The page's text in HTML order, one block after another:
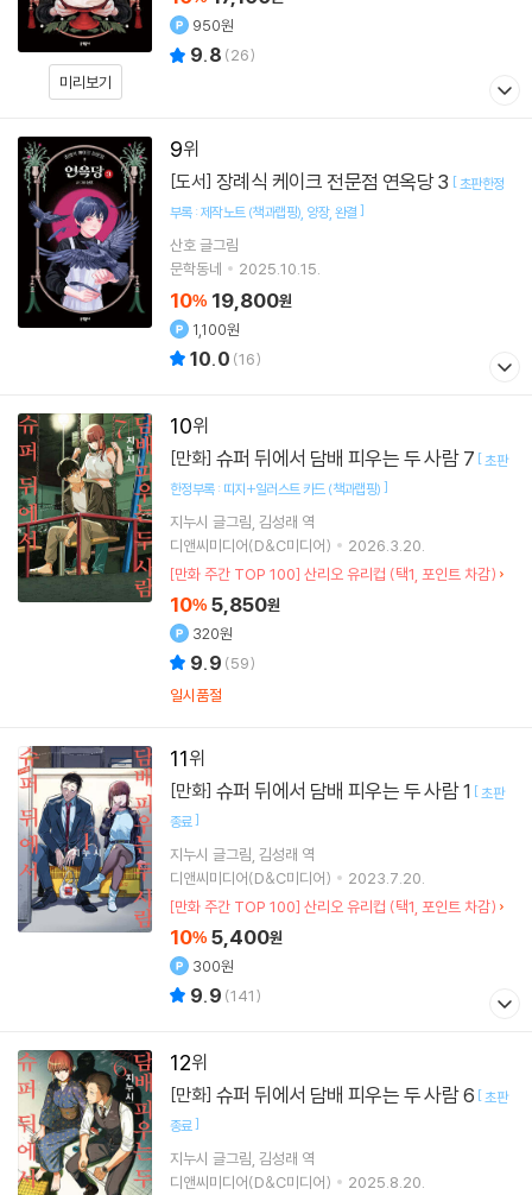
미리보기
950원
9.8 (26)
9
[도서] 장례식 케이크 전문점 연옥당 3 [ 초판한정
부록 : 제작노트 (책과랩핑) 양장 완결 ]
산호글그림
문학동네
2025.10.15.
10% 19,800원
1,100원
10.0 (16)
10
[만화] 슈퍼 뒤에서 담배 피우는 두 사람 7 [ 초판
한정부록 : 띠지+일러스트 카드 (책과랩핑) ]
지누시 글그림 김성래 역
디앤씨미디어(D&C미디어)
2026.3.20.
[만화 주간 TOP 100] 산리오 유리컵 (택1, 포인트 차감)
10% 5,850원
320원
9.9 (59)
일시품절
11
[만화] 슈퍼 뒤에서 담배 피우는 두 사람 1 [ 초판
종료 ]
지누시 글그림 김성래 역
디앤씨미디어(D&C미디어)
2023.7.20.
[만화 주간 TOP 100] 산리오 유리컵 (택1, 포인트 차감)
10% 5,400원
300원
9.9 (141)
12
[만화] 슈퍼 뒤에서 담배 피우는 두 사람 6 [ 초판
종료 ]
지누시 글그림 김성래 역
디앤씨미디어(D&C미디어)
2025.8.20.